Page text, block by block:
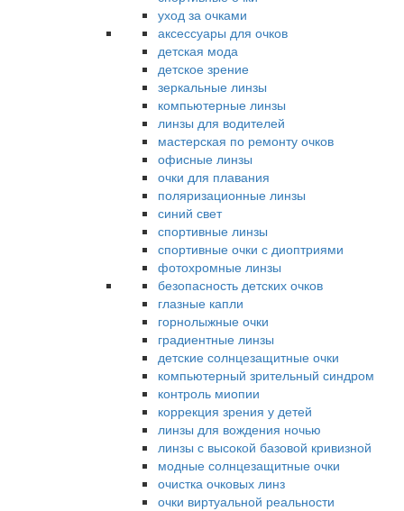
уход за очками
аксессуары для очков
детская мода
детское зрение
зеркальные линзы
компьютерные линзы
линзы для водителей
мастерская по ремонту очков
офисные линзы
очки для плавания
поляризационные линзы
синий свет
спортивные линзы
спортивные очки с диоптриями
фотохромные линзы
безопасность детских очков
глазные капли
горнолыжные очки
градиентные линзы
детские солнцезащитные очки
компьютерный зрительный синдром
контроль миопии
коррекция зрения у детей
линзы для вождения ночью
линзы с высокой базовой кривизной
модные солнцезащитные очки
очистка очковых линз
очки виртуальной реальности